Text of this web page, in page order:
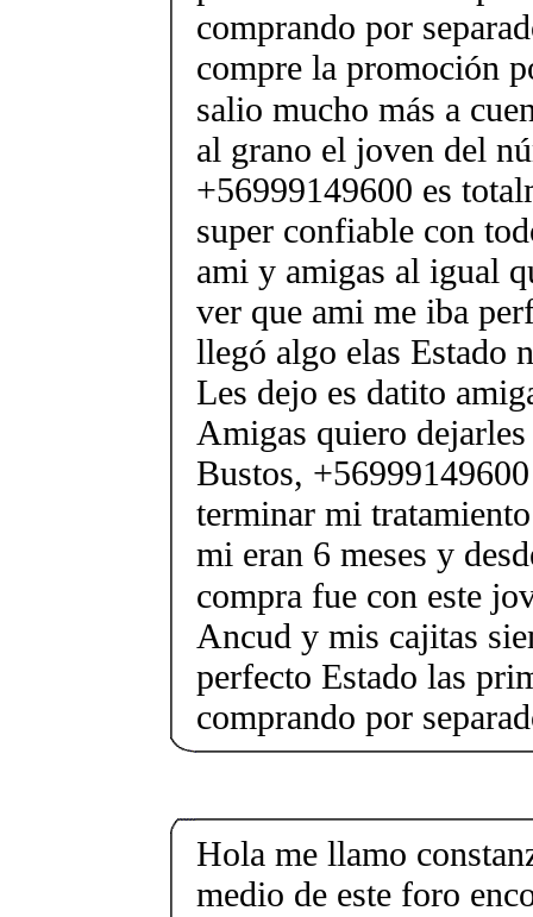
comprando por
compre la promoción
salio mucho más a
al grano el joven del
+56999149600 es
super confiable con
ami y amigas al igual
ver que ami me iba
llegó algo elas Estado
Les dejo es datito
Amigas quiero
Bustos,
terminar mi
mi eran 6 meses y
compra fue con este
Ancud y mis cajitas
perfecto Estado las
comprando por
Hola me llamo
medio de este foro